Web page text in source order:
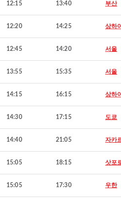
12:15 13:40 부산
12:20 14:25 상하
12:45 14:20 서울
13:55 15:35 서울
14:15 16:15 상하
14:30 17:15 도쿄
14:40 21:05 자카
15:05 18:15 삿포
15:05 17:30 우한